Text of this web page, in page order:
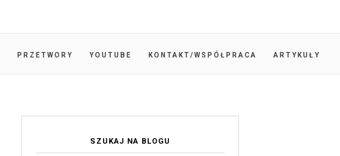
PRZETWORY YOUTUBE KONTAKT/WSPÓŁPRACA ARTYKUŁY
SZUKAJ NA BLOGU